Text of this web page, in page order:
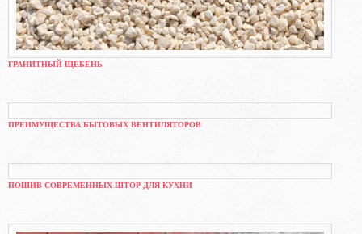
ГРАНИТНЫЙ ЩЕБЕНЬ
ПРЕИМУЩЕСТВА БЫТОВЫХ ВЕНТИЛЯТОРОВ
ПОШИВ СОВРЕМЕННЫХ ШТОР ДЛЯ КУХНИ